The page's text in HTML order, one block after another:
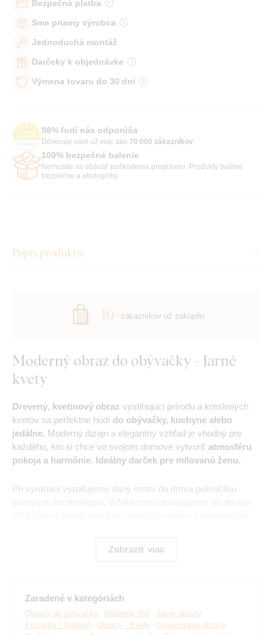
Bezpečná platba
Sme priamy výrobca
Jednoduchá montáž
Darčeky k objednávke
Výmena tovaru do 30 dní
98% ľudí nás odporúča
Dôveruje nám už viac ako 70 000 zákazníkov.
100% bezpečné balenie
Nemusíte sa obávať poškodenia prepravou. Produkty balíme
bezpečne a ekologicky.
Popis produktu
Moderný obraz do obývačky - Jarné
kvety
Drevený, kvetinový obraz vystihujúci prírodu a kreslených
kvetov sa perfektne hodí do obývačky, kuchyne alebo
jedálne. Moderný dizajn a elegantný vzhľad je vhodný pre
každého, kto si chce vo svojom domove vytvoriť atmosféru
pokoja a harmónie. Ideálny darček pre milovanú ženu.
Pri vyrábaní vypaľujeme daný motív do dreva pokročilou
Jedinečný drevený obraz
Zobraziť viac
10+ zákazníkov už zakúpilo
Zaradené v kategóriách
Obrazy do obývačky Moderný štýl
Jarné obrazy
Kuchyňa / Jedáleň
Obrazy - Kvety
Gravírované obrazy